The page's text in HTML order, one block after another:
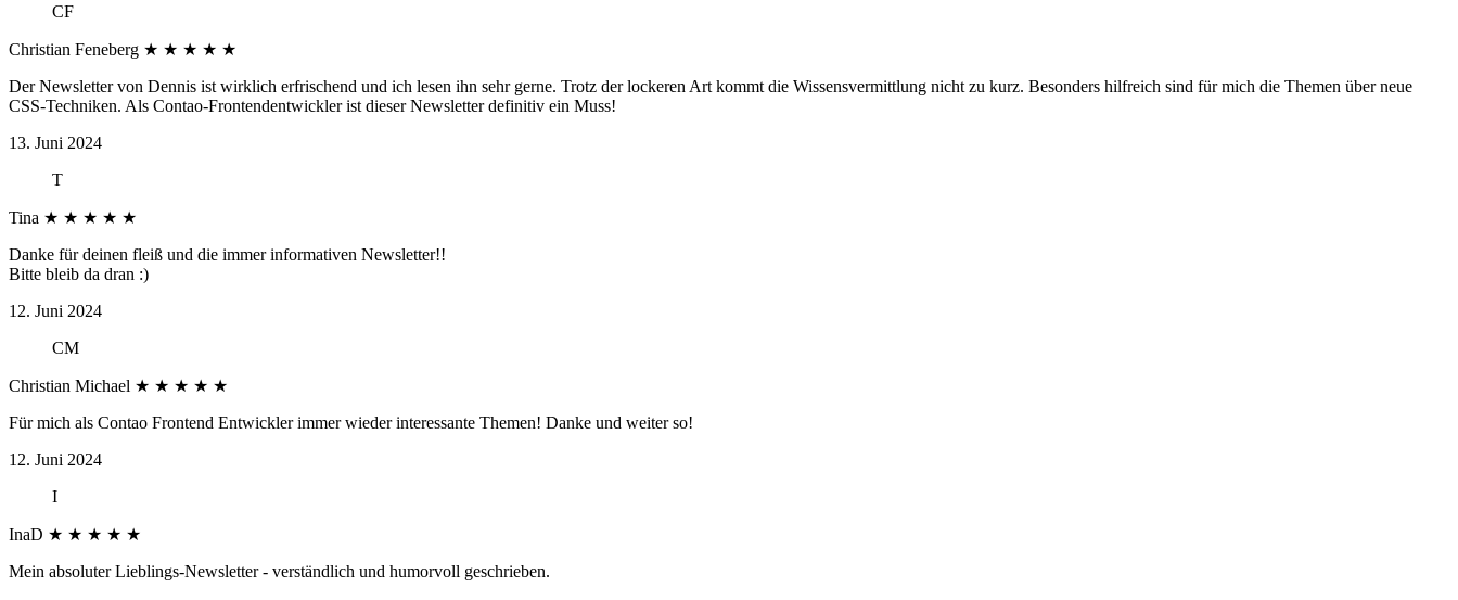
CF
Christian Feneberg ★ ★ ★ ★ ★
Der Newsletter von Dennis ist wirklich erfrischend und ich lesen ihn sehr gerne. Trotz der lockeren Art kommt die Wissensvermittlung nicht zu kurz. Besonders hilfreich sind für mich die Themen über neue
CSS-Techniken. Als Contao-Frontendentwickler ist dieser Newsletter definitiv ein Muss!
13. Juni 2024
T
Tina ★ ★ ★ ★ ★
Danke für deinen fleiß und die immer informativen Newsletter!!
Bitte bleib da dran :)
12. Juni 2024
CM
Christian Michael ★ ★ ★ ★ ★
Für mich als Contao Frontend Entwickler immer wieder interessante Themen! Danke und weiter so!
12. Juni 2024
I
InaD ★ ★ ★ ★ ★
Mein absoluter Lieblings-Newsletter - verständlich und humorvoll geschrieben.